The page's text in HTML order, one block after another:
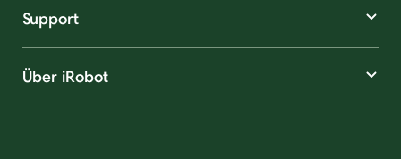
Support
Über iRobot